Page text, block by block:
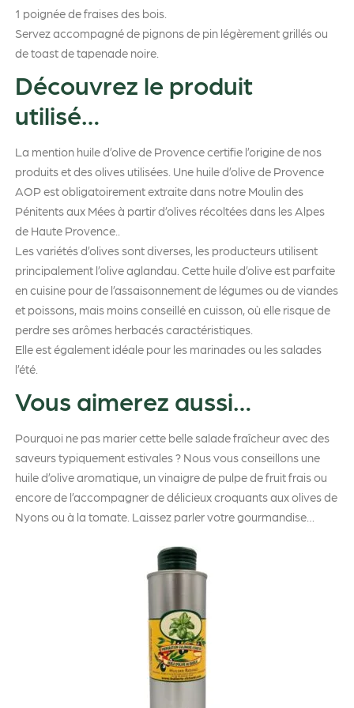
1 poignée de fraises des bois.
Servez accompagné de pignons de pin légèrement grillés ou
de toast de tapenade noire.
Découvrez le produit
utilisé…
La mention huile d’olive de Provence certifie l’origine de nos
produits et des olives utilisées. Une huile d’olive de Provence
AOP est obligatoirement extraite dans notre Moulin des
Pénitents aux Mées à partir d’olives récoltées dans les Alpes
de Haute Provence..
Les variétés d’olives sont diverses, les producteurs utilisent
principalement l’olive aglandau. Cette huile d’olive est parfaite
en cuisine pour de l’assaisonnement de légumes ou de viandes
et poissons, mais moins conseillé en cuisson, où elle risque de
perdre ses arômes herbacés caractéristiques.
Elle est également idéale pour les marinades ou les salades
l’été.
Vous aimerez aussi…
Pourquoi ne pas marier cette belle salade fraîcheur avec des
saveurs typiquement estivales ? Nous vous conseillons une
huile d’olive aromatique, un vinaigre de pulpe de fruit frais ou
encore de l’accompagner de délicieux croquants aux olives de
Nyons ou à la tomate. Laissez parler votre gourmandise…